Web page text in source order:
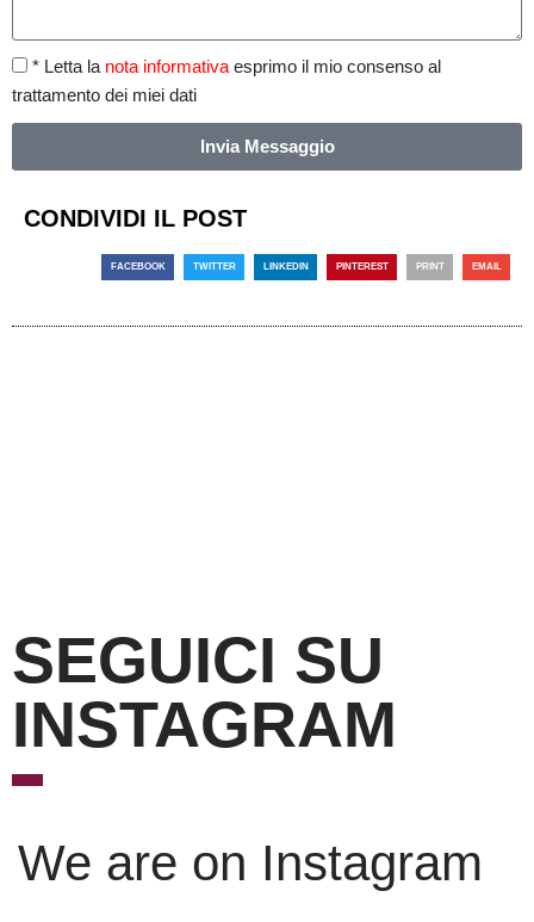
* Letta la nota informativa esprimo il mio consenso al
trattamento dei miei dati
Invia Messaggio
CONDIVIDI IL POST
FACEBOOK TWITTER LINKEDIN PINTEREST PRINT EMAIL
SEGUICI SU
INSTAGRAM
We are on Instagram